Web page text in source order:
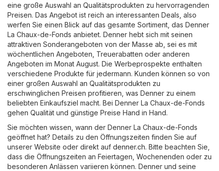
eine große Auswahl an Qualitätsprodukten zu hervorragenden
Preisen. Das Angebot ist reich an interessanten Deals, also
werfen Sie einen Blick auf das gesamte Sortiment, das Denner
La Chaux-de-Fonds anbietet. Denner hebt sich mit seinen
attraktiven Sonderangeboten von der Masse ab, sei es mit
wöchentlichen Angeboten, Treuerabatten oder anderen
Angeboten im Monat August. Die Werbeprospekte enthalten
verschiedene Produkte für jedermann. Kunden können so von
einer großen Auswahl an Qualitätsprodukten zu
erschwinglichen Preisen profitieren, was Denner zu einem
beliebten Einkaufsziel macht. Bei Denner La Chaux-de-Fonds
gehen Qualität und günstige Preise Hand in Hand.
Sie möchten wissen, wann der Denner La Chaux-de-Fonds
geöffnet hat? Details zu den Öffnungszeiten finden Sie auf
unserer Website oder direkt auf denner.ch. Bitte beachten Sie,
dass die Öffnungszeiten an Feiertagen, Wochenenden oder zu
besonderen Anlässen variieren können. Denner und seine